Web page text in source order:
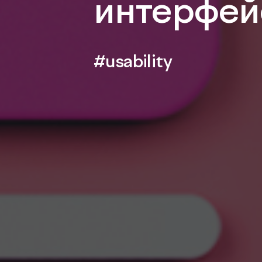
#usability